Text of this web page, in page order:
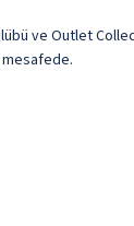
ve Outlet
mesafede.